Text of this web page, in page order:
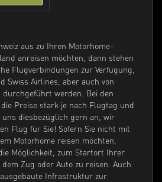
aus zu Ihren Motorhome-
anreisen möchten, dann stehen
Flugverbindungen zur Verfügung,
Swiss Airlines, aber auch von
durchgeführt werden. Bei den
Preise stark je nach Flugtag und
uns diesbezüglich gern an, wir
Flug für Sie! Sofern Sie nicht mit
Motorhome reisen möchten,
Möglichkeit, zum Startort Ihrer
Zug oder Auto zu reisen. Auch
Infrastruktur zur